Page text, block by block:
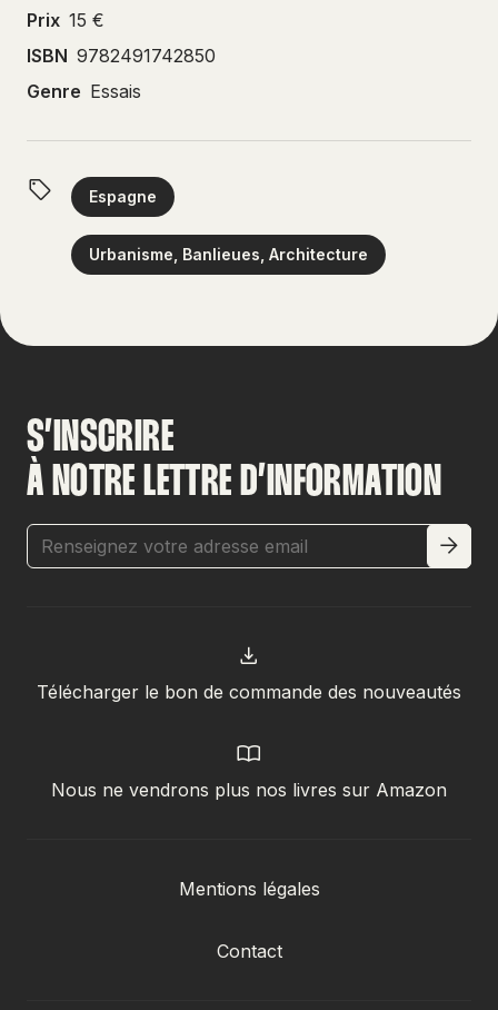
Prix 15 €
ISBN 9782491742850
Genre Essais
Espagne
Urbanisme, Banlieues, Architecture
S’INSCRIRE
À NOTRE LETTRE D’INFORMATION
Télécharger le bon de commande des nouveautés
Nous ne vendrons plus nos livres sur Amazon
Mentions légales
Contact